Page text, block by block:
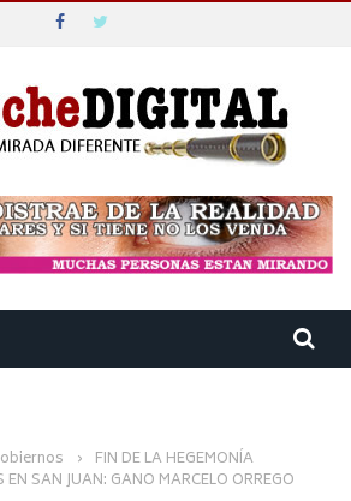
› FIN DE LA HEGEMONÍA
SAN JUAN: GANO MARCELO ORREGO